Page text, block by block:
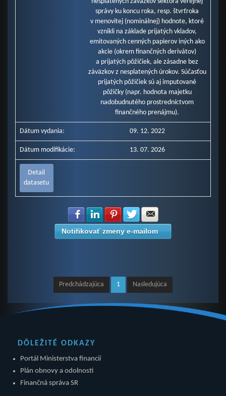
správy ku koncu roka, resp. štvrťroka
v menovitej (nominálnej) hodnote, ktoré
vznikli na základe prijatých vkladov,
emitovaných cenných papierov iných ako
akcie (okrem finančných derivátov)
a prijatých pôžičiek, ale zásadne bez
záväzkov z nesplatených úrokov. Súčasťou
prijatých pôžičiek sú aj imputované
pôžičky (napr. hodnota majetku
nadobudnutého prostredníctvom
finančného prenájmu).
Dátum vydania: 09. 12. 2022
Dátum modifikácie: 13. 07. 2026
Detail
datasetu
Zdielať na Facebook
Zdielať na LinkedIn
Zdielať na Pinterest
Zdielať na Twitter
Notifikovať zmeny e-mailom
Predchádzajúca 1 Nasledujúca
DÔLEŽITÉ ODKAZY
Portál Ministerstva financií
Plán obnovy a odolnosti
Finančná správa SR